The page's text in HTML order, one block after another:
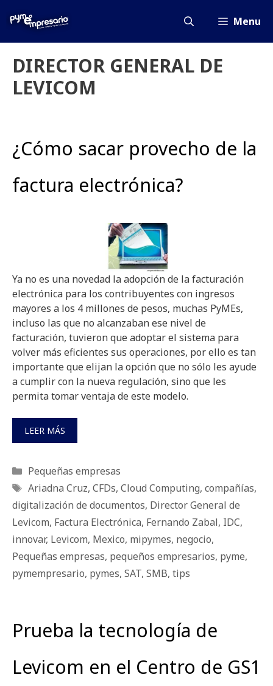
Menu
DIRECTOR GENERAL DE
LEVICOM
¿Cómo sacar provecho de la
factura electrónica?
Ya no es una novedad la adopción de la facturación
electrónica para los contribuyentes con ingresos
mayores a los 4 millones de pesos, muchas PyMEs,
incluso las que no alcanzaban ese nivel de
facturación, tuvieron que adoptar el sistema para
volver más eficientes sus operaciones, por ello es tan
importante que elijan la opción que no sólo les ayude
a cumplir con la nueva regulación, sino que les
permita tomar ventaja de este modelo.
LEER MÁS
Categorías
Pequeñas empresas
Etiquetas
Ariadna Cruz, CFDs, Cloud Computing, compañías,
digitalización de documentos, Director General de
Levicom, Factura Electrónica, Fernando Zabal, IDC,
innovar, Levicom, Mexico, mipymes, negocio,
Pequeñas empresas, pequeños empresarios, pyme,
pymempresario, pymes, SAT, SMB, tips
Prueba la tecnología de
Levicom en el Centro de GS1